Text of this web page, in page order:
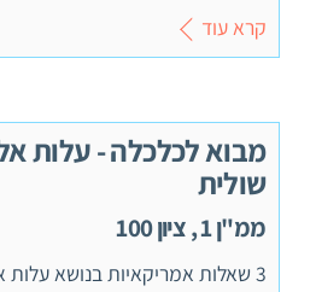
קרא עוד
מבוא לכלכלה - עלות
שולית
ממ"ן 1 , ציון 100
3 שאלות אמריקאיות בנושא